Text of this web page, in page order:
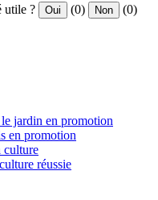
utile ? Oui (0) Non (0)
jardin en promotion
en promotion
culture
réussie